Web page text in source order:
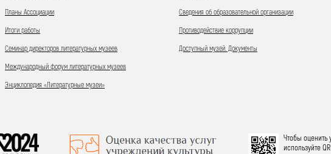
Планы Ассоциации
Итоги работы
Семинар директоров литературных музеев
Международный форум литературных музеев
Энциклопедия «Литературные музеи»
Сведения об образовательной организации
Противодействие коррупции
Доступный музей. Документы
Чтобы оценить
используйте